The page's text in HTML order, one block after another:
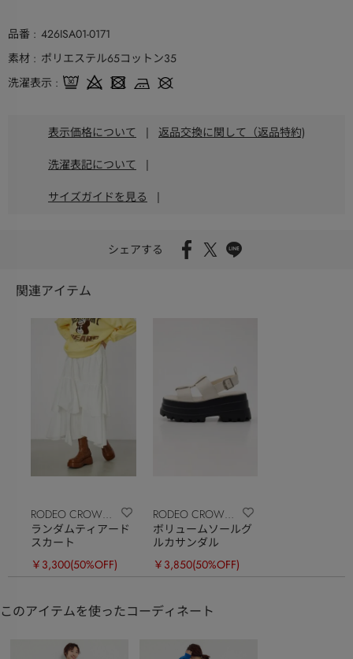
品番
426ISA01-0171
素材
ポリエステル65コットン35
洗濯表示
表示価格について | 返品交換に関して（返品特約)
洗濯表記について |
サイズガイドを見る |
シェアする
関連アイテム
RODEO CROWNS
WIDE BOWL
ランダムティアード
スカート
￥3,300(50%OFF)
RODEO CROWNS
WIDE BOWL
ボリュームソールグ
ルカサンダル
￥3,850(50%OFF)
このアイテムを使ったコーディネート